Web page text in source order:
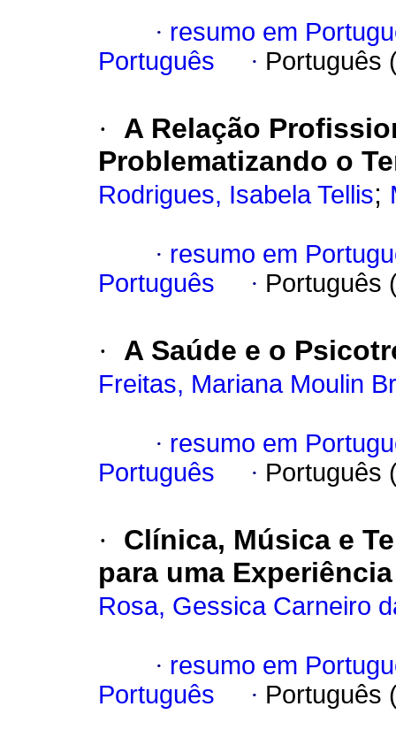
· resumo em
Português
· Português
·
A Relação
Problematizando o
Rodrigues, Isabela Tellis;
· resumo em
Português
· Português
· A Saúde e o
Freitas, Mariana Moulin
· resumo em
Português
· Português
·
Clínica, Música e
para uma
Rosa, Gessica Carneiro
· resumo em
Português
· Português